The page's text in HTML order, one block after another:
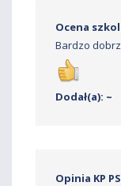
Ocena
Bardzo
Dodał(a): ~
Opinia KP